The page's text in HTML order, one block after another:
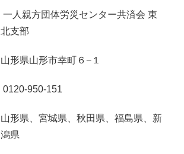
一人親方団体労災センター共済会 東
北支部
山形県山形市幸町６−１
0120-950-151
山形県、宮城県、秋田県、福島県、新
潟県